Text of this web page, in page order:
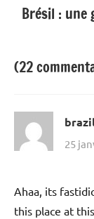
Brésil : une
(22
25
Ahaa, its
this place at